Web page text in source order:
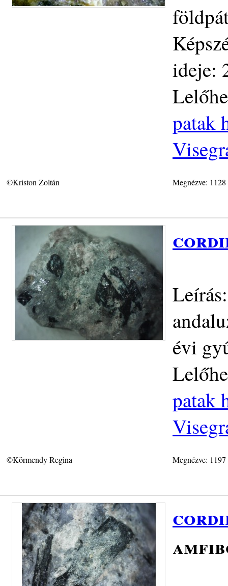
ideje:
patak
©Kriston Zoltán Megnézve:
évi
patak
©Körmendy Regina Megnézve: